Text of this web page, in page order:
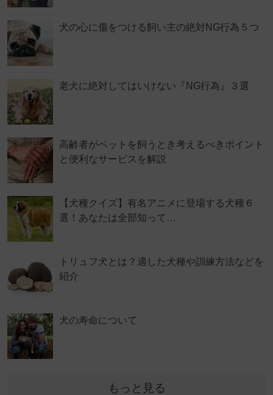
犬の心に傷をつける飼い主の絶対NG行為５つ
老犬に絶対してはいけない『NG行為』３選
高齢者がペットを飼うとき考えるべきポイント
と便利なサービスを解説
【犬種クイズ】有名アニメに登場する犬種６
選！あなたは全部知って…
トリュフ犬とは？適した犬種や訓練方法などを
紹介
犬の寿命について
もっと見る